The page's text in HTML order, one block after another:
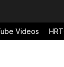
Videos